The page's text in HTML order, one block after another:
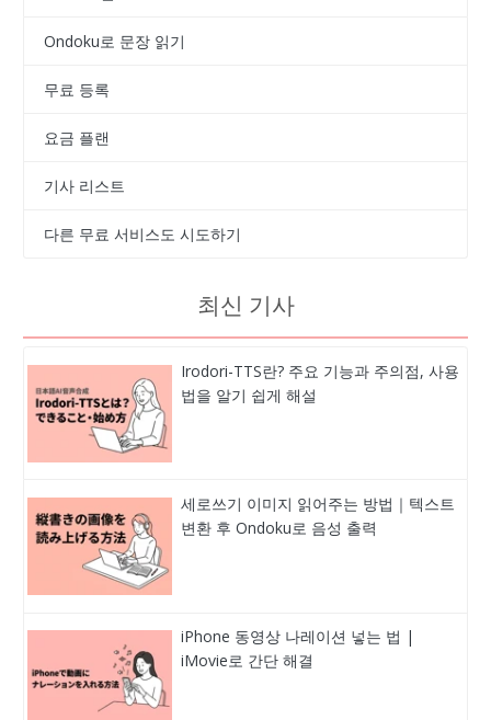
Ondoku로 문장 읽기
무료 등록
요금 플랜
기사 리스트
다른 무료 서비스도 시도하기
최신 기사
Irodori-TTS란? 주요 기능과 주의점, 사용
법을 알기 쉽게 해설
세로쓰기 이미지 읽어주는 방법｜텍스트
변환 후 Ondoku로 음성 출력
iPhone 동영상 나레이션 넣는 법 |
iMovie로 간단 해결